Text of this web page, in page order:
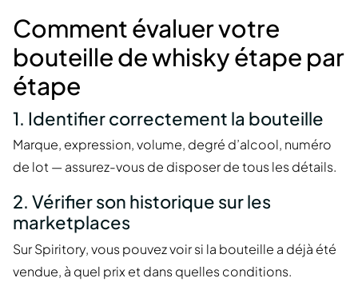
Comment évaluer votre
bouteille de whisky étape par
étape
1. Identifier correctement la bouteille
Marque, expression, volume, degré d’alcool, numéro
de lot — assurez-vous de disposer de tous les détails.
2. Vérifier son historique sur les
marketplaces
Sur Spiritory, vous pouvez voir si la bouteille a déjà été
vendue, à quel prix et dans quelles conditions.